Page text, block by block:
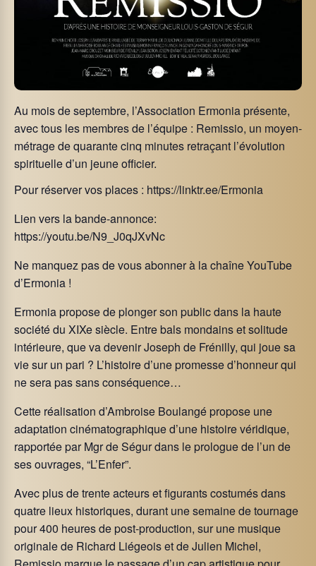
Au mois de septembre, l’Association Ermonia présente,
avec tous les membres de l’équipe : Remissio, un moyen-
métrage de quarante cinq minutes retraçant l’évolution
spirituelle d’un jeune officier.
Pour réserver vos places : https://linktr.ee/Ermonia
Lien vers la bande-annonce:
https://youtu.be/N9_J0qJXvNc
Ne manquez pas de vous abonner à la chaîne YouTube
d’Ermonia !
Ermonia propose de plonger son public dans la haute
société du XIXe siècle. Entre bals mondains et solitude
intérieure, que va devenir Joseph de Frénilly, qui joue sa
vie sur un pari ? L’histoire d’une promesse d’honneur qui
ne sera pas sans conséquence…
Cette réalisation d’Ambroise Boulangé propose une
adaptation cinématographique d’une histoire véridique,
rapportée par Mgr de Ségur dans le prologue de l’un de
ses ouvrages, “L’Enfer”.
Avec plus de trente acteurs et figurants costumés dans
quatre lieux historiques, durant une semaine de tournage
pour 400 heures de post-production, sur une musique
originale de Richard Liégeois et de Julien Michel,